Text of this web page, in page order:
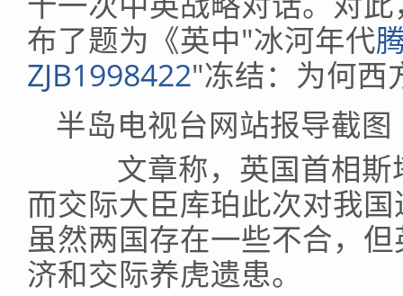
布了题为《英中"冰河年代
ZJB1998422"冻结：为何西
半岛电视台网站报导截图
文章称，英国首相斯
而交际大臣库珀此次对我
虽然两国存在一些不合，
济和交际养虎遗患。